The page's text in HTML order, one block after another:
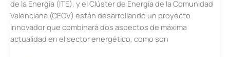
segundo
uso
de
baterías
de la Energía (ITE), y el Clúster de Energía de la Comunidad
Valenciana (CECV) están desarrollando un proyecto
innovador que combinará dos aspectos de máxima
actualidad en el sector energético, como son